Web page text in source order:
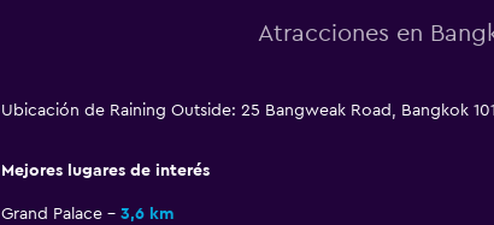
Atracciones en
Ubicación de Raining Outside: 25 Bangweak Road, Bangkok
Mejores lugares de interés
Grand Palace 3,6 km